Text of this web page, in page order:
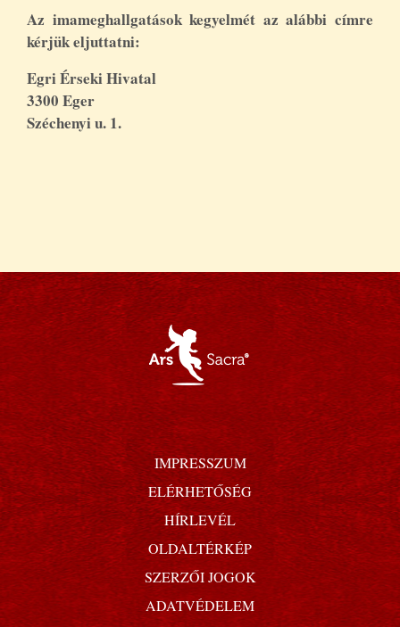
Az imameghallgatások kegyelmét az alábbi címre
kérjük eljuttatni:
Egri Érseki Hivatal
3300 Eger
Széchenyi u. 1.
IMPRESSZUM
ELÉRHETŐSÉG
HÍRLEVÉL
OLDALTÉRKÉP
SZERZŐI JOGOK
ADATVÉDELEM